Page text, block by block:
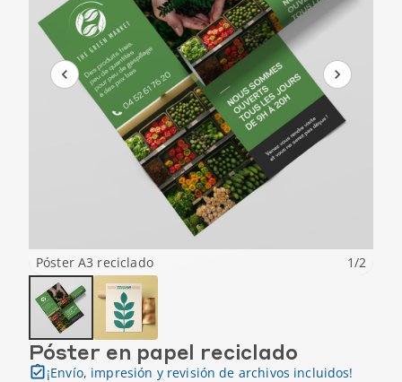
Póster A3 reciclado 1/2
Póster en papel reciclado
¡Envío, impresión y revisión de archivos incluidos!